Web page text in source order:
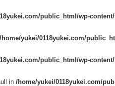
public_html/wp-
/home/yukei/0118yukei.com/
public_html/wp-
in /home/yukei/0118yukei.com/